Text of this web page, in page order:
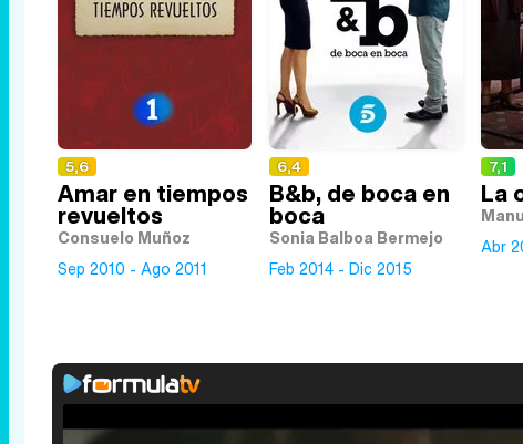
5,6
Amar en tiempos
revueltos
Consuelo Muñoz
Sep 2010 - Ago 2011
6,4
B&b, de boca en
boca
Sonia Balboa Bermejo
Feb 2014 - Dic 2015
7,1
La
Abr